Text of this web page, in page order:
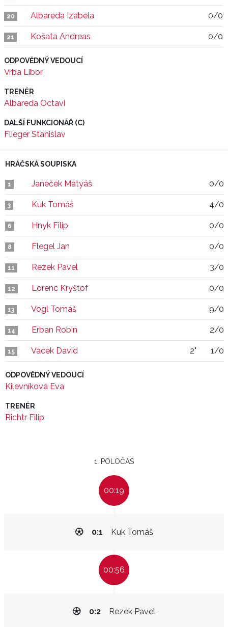
20 Albareda Izabela 0/0
21 Košata Andreas 0/0
ODPOVĚDNÝ VEDOUCÍ
Vrba Libor
TRENÉR
Albareda Octavi
DALŠÍ FUNKCIONÁŘ (C)
Flieger Stanislav
HRÁČSKÁ SOUPISKA
1 Janeček Matyáš 0/0
3 Kuk Tomáš 4/0
6 Hnyk Filip 0/0
8 Flegel Jan 0/0
11 Rezek Pavel 3/0
12 Lorenc Kryštof 0/0
13 Vogl Tomáš 9/0
14 Erban Robin 2/0
15 Vacek David 2" 1/0
ODPOVĚDNÝ VEDOUCÍ
Kilevníková Eva
TRENÉR
Richtr Filip
1. POLOČAS
00:19
Kuk Tomáš
0:1
00:56
Rezek Pavel
0:2